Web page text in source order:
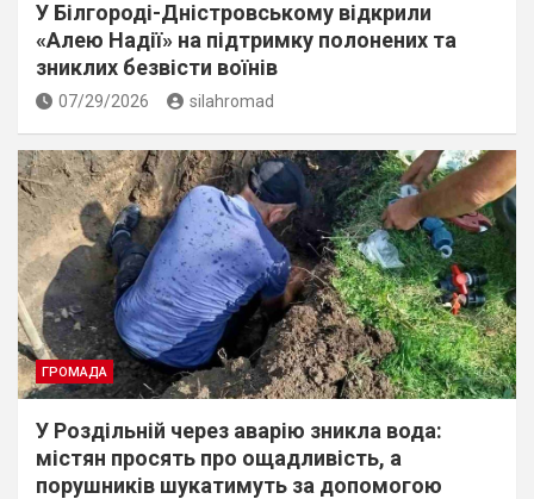
У Білгороді-Дністровському відкрили
«Алею Надії» на підтримку полонених та
зниклих безвісти воїнів
07/29/2026 silahromad
ГРОМАДА
У Роздільній через аварію зникла вода:
містян просять про ощадливість, а
порушників шукатимуть за допомогою